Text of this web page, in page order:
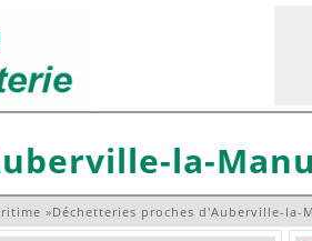
la-
»Déchetteries proches d'Auberville-la-